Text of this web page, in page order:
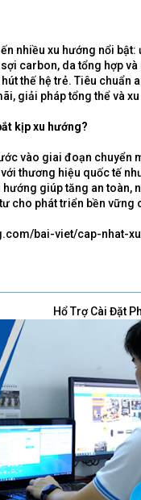
nhiều xu hướng nổi
carbon, da tổng hợp
thế hệ trẻ. Tiêu chuẩn
giải pháp tổng thể và
kịp xu hướng?
vào giai đoạn
thương hiệu quốc tế
giúp tăng an
cho phát triển bền
bai-viet/cap-
Hổ Trợ Cài Đặt